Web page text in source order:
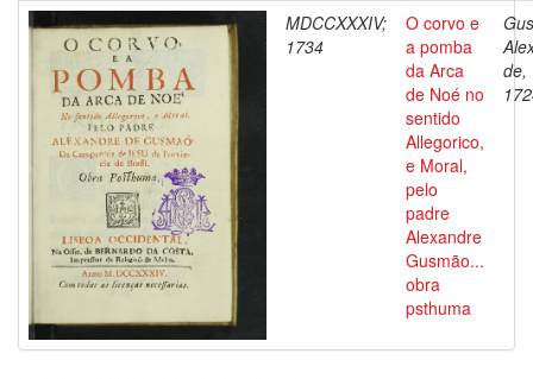
MDCCXXXIV;
1734
O corvo e
a pomba
da Arca
de Noé no
sentido
Allegorico,
e Moral,
pelo
padre
Alexandre
Gusmão...
obra
psthuma
de,